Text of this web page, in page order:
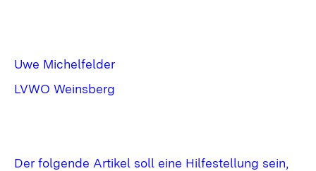
Uwe Michelfelder
LVWO Weinsberg
Der folgende Artikel soll eine Hilfestellung sein,